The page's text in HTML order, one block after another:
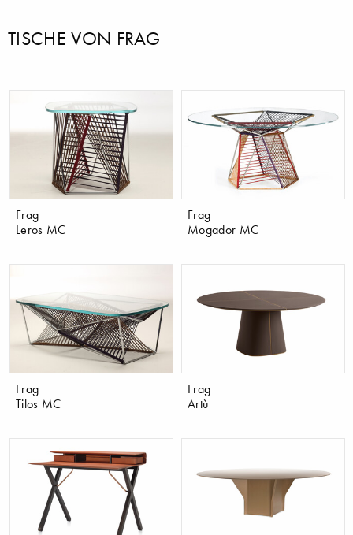
TISCHE VON FRAG
Frag
Leros MC
Frag
Mogador MC
Frag
Tilos MC
Frag
Artù